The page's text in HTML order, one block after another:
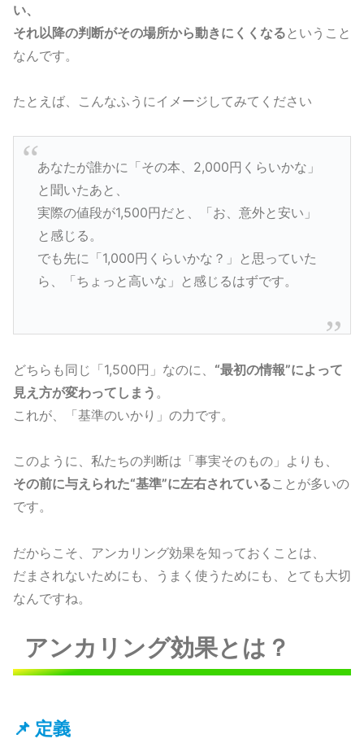
い、
それ以降の判断がその場所から動きにくくなる ということ
なんです。
たとえば、こんなふうにイメージしてみてください
あなたが誰かに「その本、2,000円くらいかな」
と聞いたあと、
実際の値段が1,500円だと、「お、意外と安い」
と感じる。
でも先に「1,000円くらいかな？」と思っていた
ら、「ちょっと高いな」と感じるはずです。
どちらも同じ「1,500円」なのに、 “最初の情報”によって
見え方が変わってしまう 。
これが、「基準のいかり」の力です。
このように、私たちの判断は「事実そのもの」よりも、
その前に与えられた“基準”に左右されていることが多いの
です。
だからこそ、アンカリング効果を知っておくことは、
だまされないためにも、うまく使うためにも、とても大切
なんですね。
アンカリング効果とは？
📌 定義